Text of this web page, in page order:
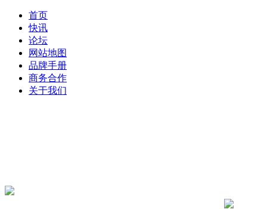
首页
快讯
论坛
网站地图
品牌手册
商务合作
关于我们